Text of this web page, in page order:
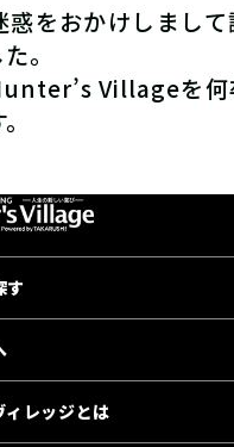
惑をおかけしまし
。
Villageを何
す
ィレッジとは